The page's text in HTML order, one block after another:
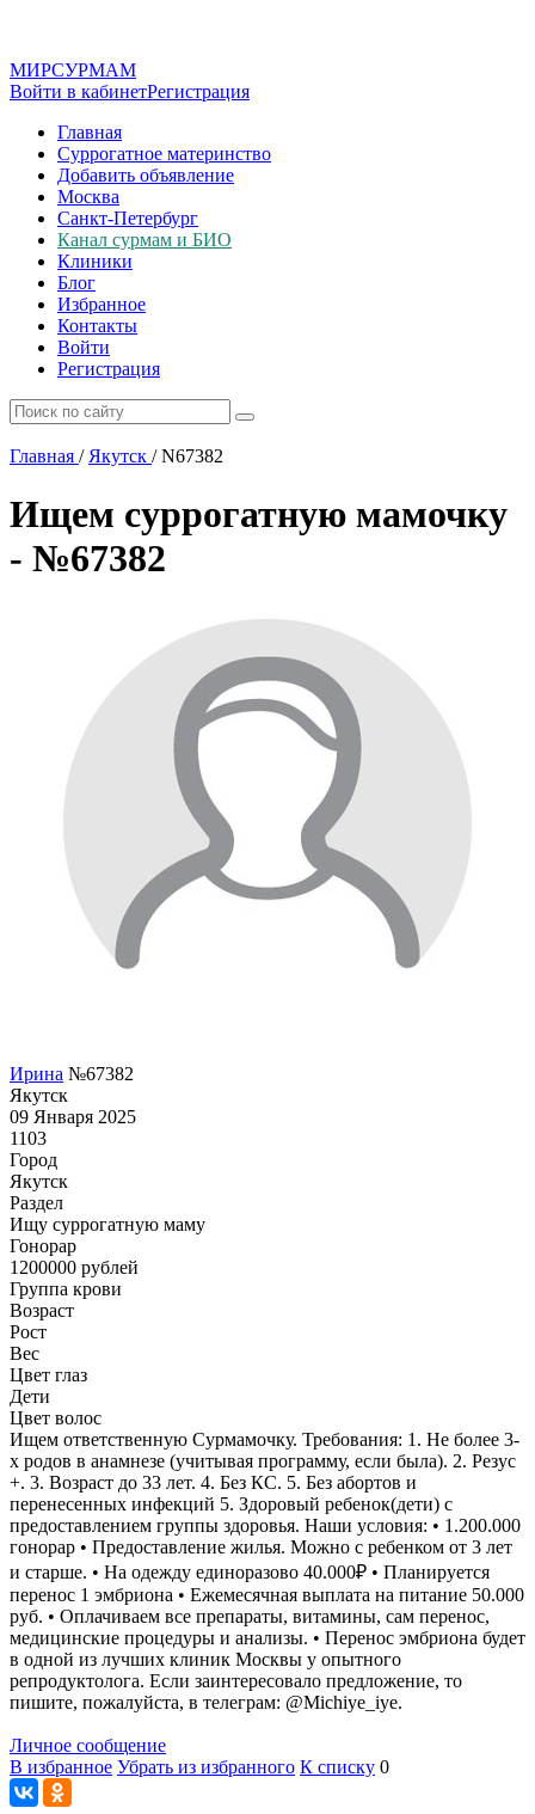
МИРСУРМАМ
Войти в кабинетРегистрация
Главная
Суррогатное материнство
Добавить объявление
Москва
Санкт-Петербург
Канал сурмам и БИО
Клиники
Блог
Избранное
Контакты
Войти
Регистрация
Главная / Якутск /N67382
Ищем суррогатную мамочку
- №67382
Ирина №67382
Якутск
09 Января 2025
1103
Город
Якутск
Раздел
Ищу суррогатную маму
Гонoрар
1200000 рублей
Группа крови
Возраст
Рост
Вес
Цвет глаз
Дети
Цвет волос
Ищем ответственную Сурмамочку. Требования: 1. Нe более 3-
х родов в анамнезе (учитывая программу, если была). 2. Резус
+. 3. Возраст до 33 лет. 4. Без КС. 5. Без абортов и
перенесенных инфекций 5. Здоровый ребенок(дети) с
предоставлением группы здоровья. Наши условия: • 1.200.000
гонорар • Предоставление жилья. Можно с ребенком от 3 лет
и старше. • На одежду единоразово 40.000₽ • Планируется
перенос 1 эмбриона • Ежемесячная выплата на питание 50.000
руб. • Оплачиваем все препараты, витамины, сам перенос,
медицинские процедуры и анализы. • Перенос эмбриона будет
в одной из лучших клиник Москвы у опытного
репродуктолога. Если заинтересовало предложение, то
пишите, пожалуйста, в телеграм: @Michiye_iye.
Личное сообщение
В избранное Убрать из избранного К списку 0